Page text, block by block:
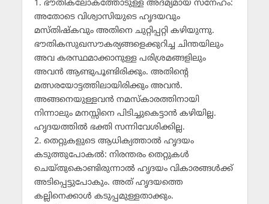
1. ഭൗതികലോകത്തോടുള്ള അദമ്യമായ സ്‌നേഹം:
അതോടെ വിശ്വാസിയുടെ ഹൃദയവും
മസ്തിഷ്‌കവും അതിനെ ചുറ്റിപ്പറ്റി കഴിയുന്നു.
ഭൗതികസുഖസൗകര്യങ്ങളെക്കുറിച്ച ചിന്തയിലും
അവ കരസ്ഥമാക്കാനുള്ള പരിശ്രമങ്ങളിലും
അവന്‍ ആണ്ടുപൂണ്ടിരിക്കും. അതിന്റെ
മത്സരയോട്ടത്തിലായിരിക്കും അവന്‍.
അങ്ങനെയുള്ളവന്‍ നമസ്‌കാരത്തിനായി
നിന്നാലും മനസ്സിനെ പിടിച്ചുകെട്ടാന്‍ കഴിയില്ല.
ഹൃദയത്തില്‍ ഭക്തി സന്നിവേശിക്കില്ല.
2. തെറ്റുകളുടെ ആധിക്യത്താല്‍ ഹൃദയം
കടുത്തുപോകല്‍: നിരന്തരം തെറ്റുകള്‍
ചെയ്തുകൊണ്ടിരുന്നാല്‍ ഹൃദയം വികാരങ്ങള്‍ക്ക്
അടിപ്പെട്ടുപോകും. അത് ഹൃദയത്തെ
കല്ലിനെക്കാള്‍ കടുപ്പമുള്ളതാക്കും.